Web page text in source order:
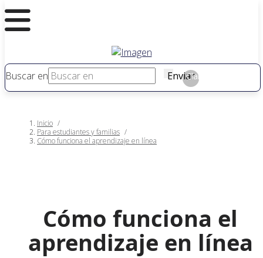
Buscar en Enviar
Claro
Inicio /
Para estudiantes y familias /
Cómo funciona el aprendizaje en línea
Cómo funciona el
aprendizaje en línea